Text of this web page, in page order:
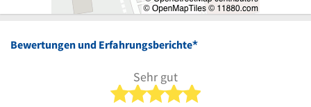
Bewertungen und Erfahrungsberichte*
Sehr gut
5 von 5 Sternen